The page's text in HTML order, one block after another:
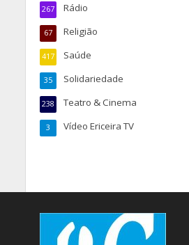
Rádio
267
Religião
67
Saúde
417
Solidariedade
35
Teatro & Cinema
238
Vídeo Ericeira TV
3